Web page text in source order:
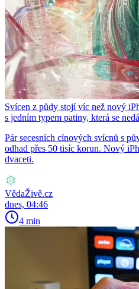
Svícen z půdy stojí víc než nový
s jedním typem patiny, která se
Pár secesních cínových svícnů s
odhad přes 50 tisíc korun. Nový
dvaceti.
VědaŽivě.cz
dnes, 04:46
4 min